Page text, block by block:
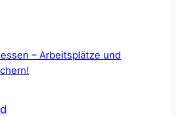
– Arbeitsplätze und